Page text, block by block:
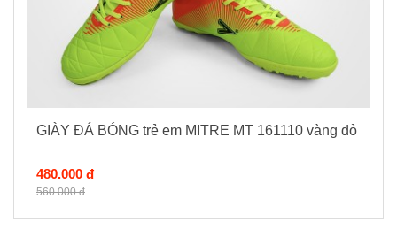
GIÀY ĐÁ BÓNG trẻ em MITRE MT 161110 vàng đỏ
480.000 đ
560.000 đ